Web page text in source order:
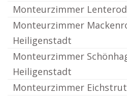
Monteurzimmer
Monteurzimmer
Heiligenstadt
Monteurzimmer
Heiligenstadt
Monteurzimmer